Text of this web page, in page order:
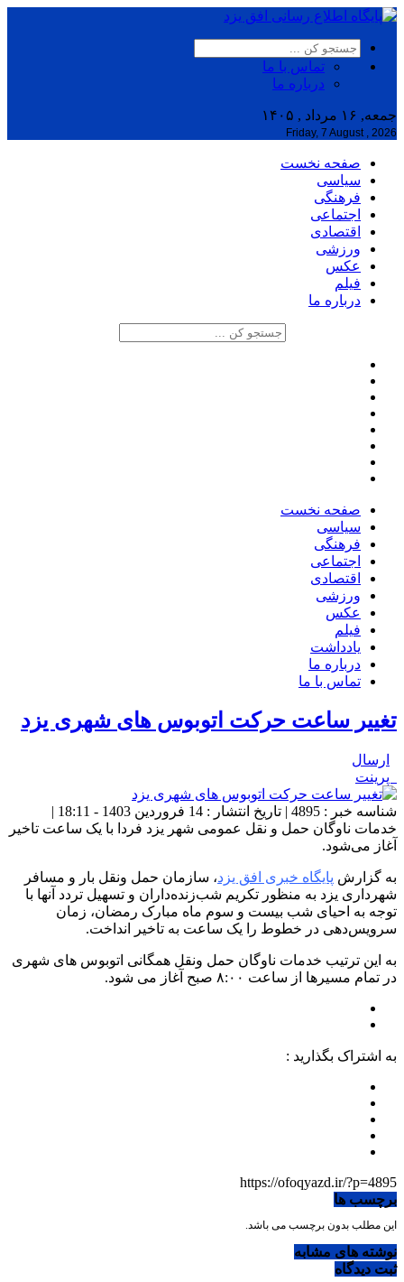
تماس با ما
درباره ما
جمعه, ۱۶ مرداد , ۱۴۰۵
Friday, 7 August , 2026
صفحه نخست
سیاسی
فرهنگی
اجتماعی
اقتصادی
ورزشی
عکس
فیلم
درباره ما
صفحه نخست
سیاسی
فرهنگی
اجتماعی
اقتصادی
ورزشی
عکس
فیلم
یادداشت
درباره ما
تماس با ما
تغییر ساعت حرکت اتوبوس های شهری یزد
ارسال
پرینت
شناسه خبر : 4895 | تاریخ انتشار : 14 فروردین 1403 - 18:11 |
خدمات ناوگان حمل و نقل عمومی شهر یزد فردا با یک ساعت تاخیر
آغاز می‌شود.
به گزارش پایگاه خبری افق یزد، سازمان حمل ونقل بار و مسافر
شهرداری یزد به منظور تکریم شب‌زنده‌داران و تسهیل تردد آنها با
توجه به احیای شب بیست و سوم ماه مبارک رمضان، زمان
سرویس‌دهی در خطوط را یک ساعت به تاخیر انداخت.
به این ترتیب خدمات ناوگان حمل ونقل همگانی اتوبوس های شهری
در تمام مسیرها از ساعت ۸:۰۰ صبح آغاز می شود.
به اشتراک بگذارید :
https://ofoqyazd.ir/?p=4895
برچسب ها
این مطلب بدون برچسب می باشد.
نوشته های مشابه
ثبت دیدگاه